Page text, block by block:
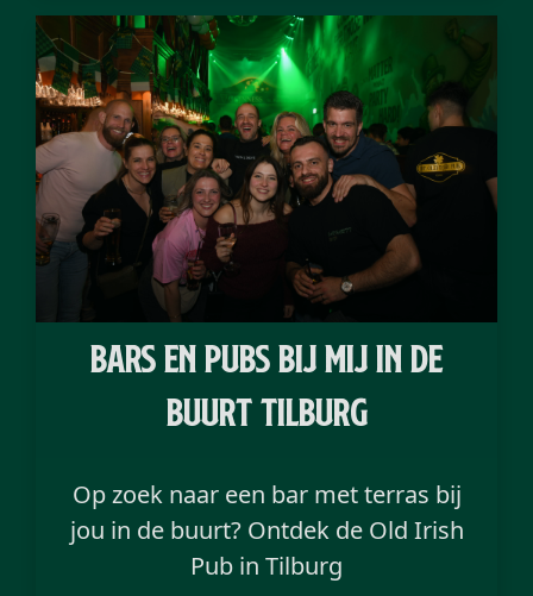
bars en pubs bij mij in de
buurt Tilburg
Op zoek naar een bar met terras bij
jou in de buurt? Ontdek de Old Irish
Pub in Tilburg